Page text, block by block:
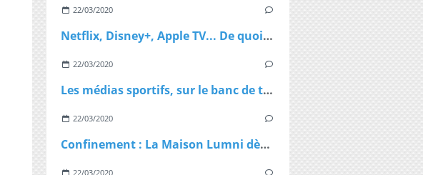
22/03/2020
Netflix, Disney+, Apple TV... De quoi passer du bon temps pendant le confinement
22/03/2020
Les médias sportifs, sur le banc de touche mais pas résignés
22/03/2020
Confinement : La Maison Lumni dès lundi à 9h sur les chaines de France Télévisions
22/03/2020